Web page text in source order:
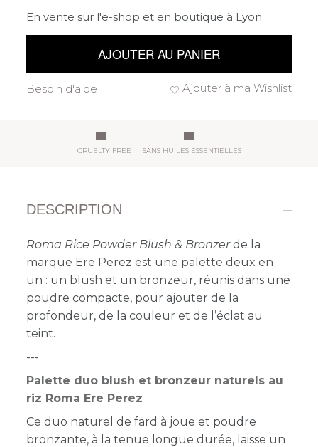
En vente sur l'e-shop et en boutique à Lyon
AJOUTER AU PANIER
Ajouter à ma Wishlist
Besoin d'aide
CRUELTY FREE SANS HUILES ESSENTIELLES
DESCRIPTION
Roma Rice Powder Blush & Bronzerde la
marque Ere Perez est une palette deux en
un : un blush et un bronzeur, réunis dans une
poudre compacte, pour ajouter de la
profondeur, de la couleur et de l’éclat au
teint.
---
Palette duo blush et bronzeur naturels au
riz Roma Ere Perez
Ce duo naturel de fard à joue et poudre
bronzante, à la tenue longue durée, laisse un